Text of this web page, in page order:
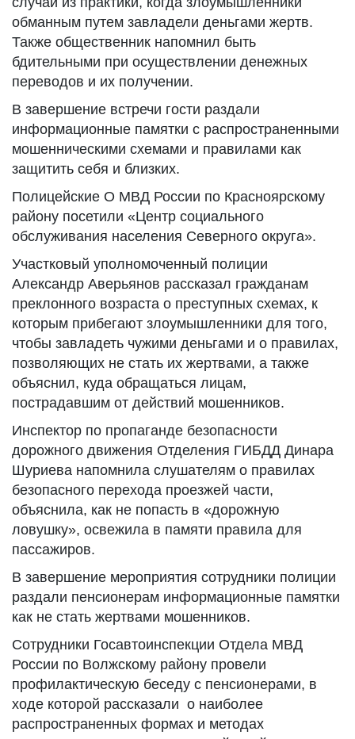
обманным путем завладели деньгами жертв.
Также общественник напомнил быть
бдительными при осуществлении денежных
переводов и их получении.
В завершение встречи гости раздали
информационные памятки с распространенными
мошенническими схемами и правилами как
защитить себя и близких.
Полицейские О МВД России по Красноярскому
району посетили «Центр социального
обслуживания населения Северного округа».
Участковый уполномоченный полиции
Александр Аверьянов рассказал гражданам
преклонного возраста о преступных схемах, к
которым прибегают злоумышленники для того,
чтобы завладеть чужими деньгами и о правилах,
позволяющих не стать их жертвами, а также
объяснил, куда обращаться лицам,
пострадавшим от действий мошенников.
Инспектор по пропаганде безопасности
дорожного движения Отделения ГИБДД Динара
Шуриева напомнила слушателям о правилах
безопасного перехода проезжей части,
объяснила, как не попасть в «дорожную
ловушку», освежила в памяти правила для
пассажиров.
В завершение мероприятия сотрудники полиции
раздали пенсионерам информационные памятки
как не стать жертвами мошенников.
Сотрудники Госавтоинспекции Отдела МВД
России по Волжскому району провели
профилактическую беседу с пенсионерами, в
ходе которой рассказали о наиболее
распространенных формах и методах